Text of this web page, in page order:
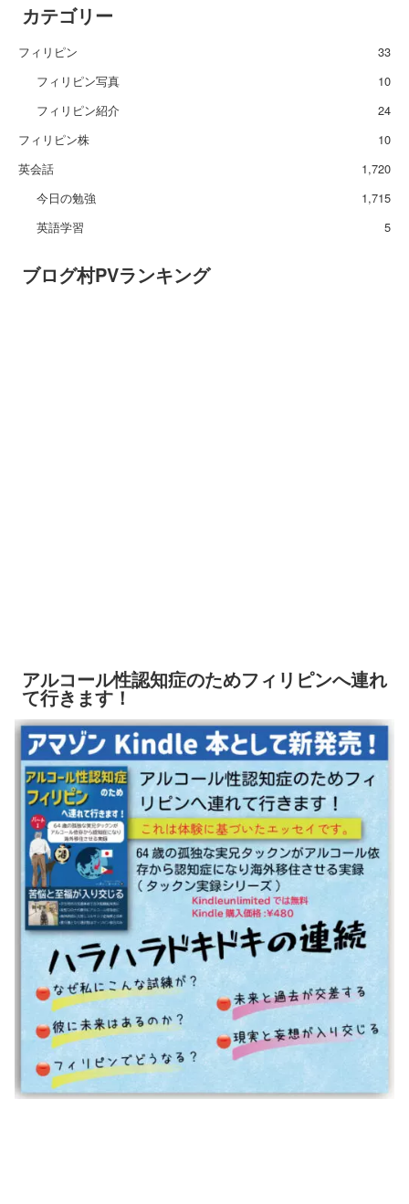
カテゴリー
フィリピン
33
フィリピン写真
10
フィリピン紹介
24
フィリピン株
10
英会話
1,720
今日の勉強
1,715
英語学習
5
ブログ村PVランキング
アルコール性認知症のためフィリピンへ連れ
て行きます！